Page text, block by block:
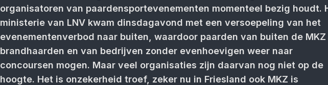
organisatoren van paardensportevenementen momenteel bezig houdt.
ministerie van LNV kwam dinsdagavond met een versoepeling van het
evenementenverbod naar buiten, waardoor paarden van buiten de MKZ
brandhaarden en van bedrijven zonder evenhoevigen weer naar
concoursen mogen. Maar veel organisaties zijn daarvan nog niet op de
hoogte. Het is onzekerheid troef, zeker nu in Friesland ook MKZ is